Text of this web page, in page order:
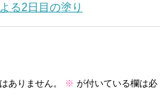
る2日目の塗り
ありません。 ※ が付いている欄は必